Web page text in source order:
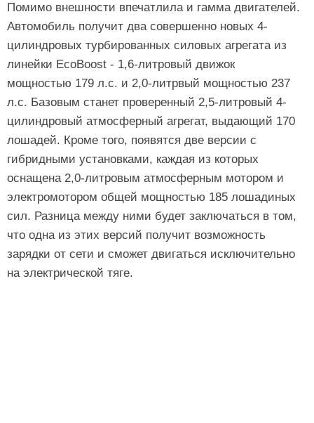
Помимо внешности впечатлила и гамма двигателей.
Автомобиль получит два совершенно новых 4-
цилиндровых турбированных силовых агрегата из
линейки EcoBoost - 1,6-литровый движок
мощностью 179 л.с. и 2,0-литрвый мощностью 237
л.с. Базовым станет проверенный 2,5-литровый 4-
цилиндровый атмосферный агрегат, выдающий 170
лошадей. Кроме того, появятся две версии с
гибридными установками, каждая из которых
оснащена 2,0-литровым атмосферным мотором и
электромотором общей мощностью 185 лошадиных
сил. Разница между ними будет заключаться в том,
что одна из этих версий получит возможность
зарядки от сети и сможет двигаться исключительно
на электрической тяге.